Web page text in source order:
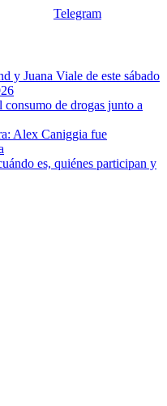
Telegram
y Juana Viale de este sábado
de drogas junto a
Alex Caniggia fue
es, quiénes participan y